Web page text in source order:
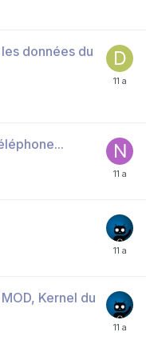
données du
Kernel du